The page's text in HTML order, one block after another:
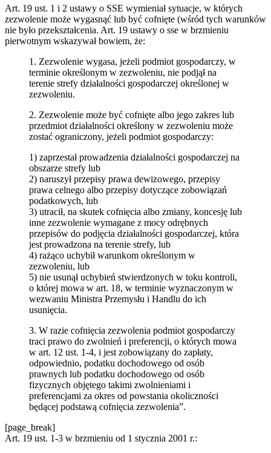
Art. 19 ust. 1 i 2 ustawy o SSE wymieniał sytuacje, w których
zezwolenie może wygasnąć lub być cofnięte (wśród tych warunków
nie było przekształcenia. Art. 19 ustawy o sse w brzmieniu
pierwotnym wskazywał bowiem, że:
1. Zezwolenie wygasa, jeżeli podmiot gospodarczy, w
terminie określonym w zezwoleniu, nie podjął na
terenie strefy działalności gospodarczej określonej w
zezwoleniu.
2. Zezwolenie może być cofnięte albo jego zakres lub
przedmiot działalności określony w zezwoleniu może
zostać ograniczony, jeżeli podmiot gospodarczy:
1) zaprzestał prowadzenia działalności gospodarczej na
obszarze strefy lub
2) naruszył przepisy prawa dewizowego, przepisy
prawa celnego albo przepisy dotyczące zobowiązań
podatkowych, lub
3) utracił, na skutek cofnięcia albo zmiany, koncesję lub
inne zezwolenie wymagane z mocy odrębnych
przepisów do podjęcia działalności gospodarczej, która
jest prowadzona na terenie strefy, lub
4) rażąco uchybił warunkom określonym w
zezwoleniu, lub
5) nie usunął uchybień stwierdzonych w toku kontroli,
o której mowa w art. 18, w terminie wyznaczonym w
wezwaniu Ministra Przemysłu i Handlu do ich
usunięcia.
3. W razie cofnięcia zezwolenia podmiot gospodarczy
traci prawo do zwolnień i preferencji, o których mowa
w art. 12 ust. 1-4, i jest zobowiązany do zapłaty,
odpowiednio, podatku dochodowego od osób
prawnych lub podatku dochodowego od osób
fizycznych objętego takimi zwolnieniami i
preferencjami za okres od powstania okoliczności
będącej podstawą cofnięcia zezwolenia”.
[page_break]
Art. 19 ust. 1-3 w brzmieniu od 1 stycznia 2001 r.: